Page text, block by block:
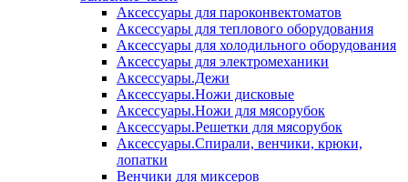
Аксессуары для пароконвектоматов
Аксессуары для теплового оборудования
Аксессуары для холодильного оборудования
Аксессуары для электромеханики
Аксессуары.Дежи
Аксессуары.Ножи дисковые
Аксессуары.Ножи для мясорубок
Аксессуары.Решетки для мясорубок
Аксессуары.Спирали, венчики, крюки,
лопатки
Венчики для миксеров